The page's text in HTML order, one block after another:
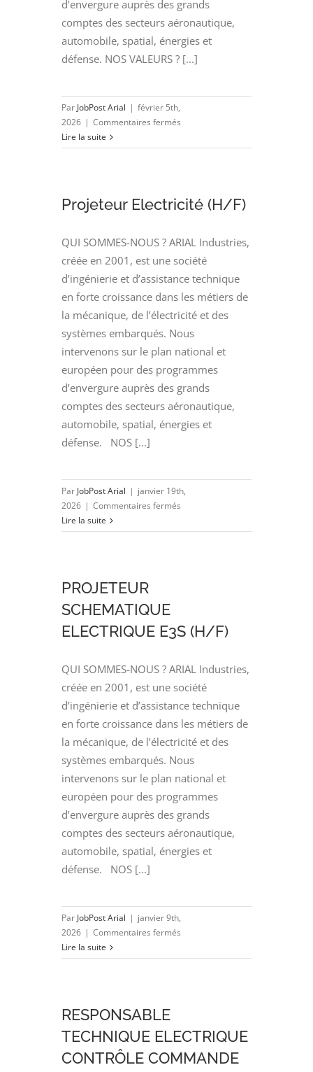
d’envergure auprès des grands
comptes des secteurs aéronautique,
automobile, spatial, énergies et
défense. NOS VALEURS ? [...]
Par JobPost Arial | février 5th,
2026 | Commentaires fermés
Projeteur
Lire la suite
Projeteur Electricité (H/F)
QUI SOMMES-NOUS ? ARIAL Industries,
créée en 2001, est une société
d’ingénierie et d’assistance technique
en forte croissance dans les métiers de
la mécanique, de l’électricité et des
systèmes embarqués. Nous
intervenons sur le plan national et
européen pour des programmes
d’envergure auprès des grands
comptes des secteurs aéronautique,
automobile, spatial, énergies et
défense. NOS [...]
Par JobPost Arial | janvier 19th,
2026 | Commentaires fermés
Electricité
Lire la suite
PROJETEUR
SCHEMATIQUE
ELECTRIQUE E3S (H/F)
QUI SOMMES-NOUS ? ARIAL Industries,
créée en 2001, est une société
d’ingénierie et d’assistance technique
en forte croissance dans les métiers de
la mécanique, de l’électricité et des
systèmes embarqués. Nous
intervenons sur le plan national et
européen pour des programmes
d’envergure auprès des grands
comptes des secteurs aéronautique,
automobile, spatial, énergies et
défense. NOS [...]
Par JobPost Arial | janvier 9th,
2026 | Commentaires fermés
SCHEMATIQUE
Lire la suite
RESPONSABLE
TECHNIQUE ELECTRIQUE
CONTRÔLE COMMANDE